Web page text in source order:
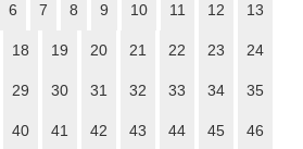
6 7 8 9 10 11 12 13
18 19 20 21 22 23 24
29 30 31 32 33 34 35
40 41 42 43 44 45 46